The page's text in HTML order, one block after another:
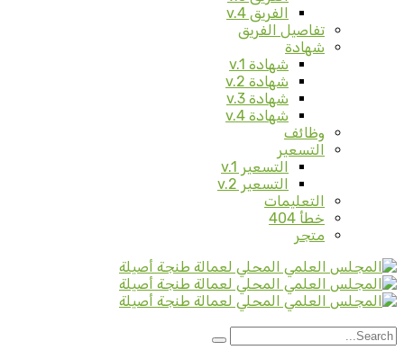
الفريق v.4
تفاصيل الفريق
شهادة
شهادة v.1
شهادة v.2
شهادة v.3
شهادة v.4
وظائف
التسعير
التسعير v.1
التسعير v.2
التعليمات
خطأ 404
متجر